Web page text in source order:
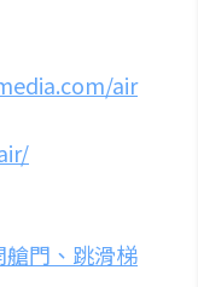
air
門、跳滑梯